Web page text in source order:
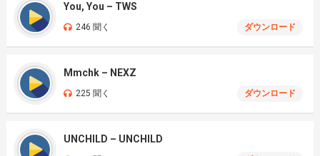
You, You – TWS
246 聞く ダウンロード
Mmchk – NEXZ
225 聞く ダウンロード
UNCHILD – UNCHILD